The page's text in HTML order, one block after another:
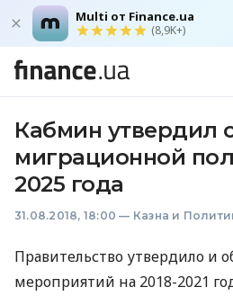
Multi от Finance.ua
(8,9K+)
Кабмин утвердил
миграционной
2025 года
31.08.2018, 18:00 — Казна и
Правительство утвердило и
мероприятий на 2018-2021